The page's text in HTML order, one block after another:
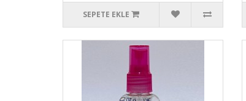
SEPETE EKLE